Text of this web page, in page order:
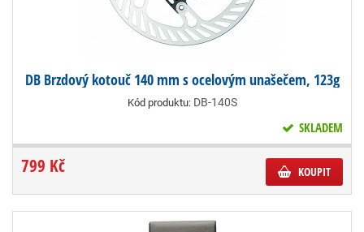
DB Brzdový kotouč 140 mm s ocelovým unašečem, 123g
Kód produktu: DB-140S
SKLADEM
799 Kč KOUPIT